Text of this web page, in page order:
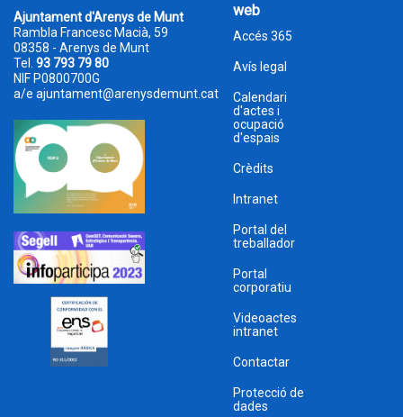
Ajuntament d'Arenys de Munt
Rambla Francesc Macià, 59
08358 - Arenys de Munt
Tel. 93 793 79 80
NIF P0800700G
a/e ajuntament@arenysdemunt.cat
web
Accés 365
Avís legal
Calendari
d'actes i
ocupació
d'espais
Crèdits
Intranet
Portal del
treballador
Portal
corporatiu
Videoactes
intranet
Contactar
Protecció de
dades